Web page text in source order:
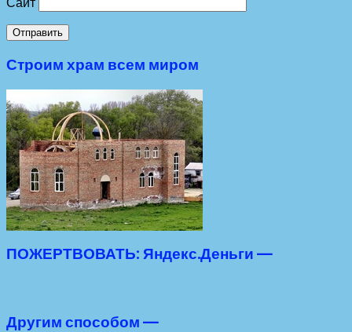
Сайт
Строим храм всем миром
ПОЖЕРТВОВАТЬ: Яндекс.Деньги —
Другим способом —